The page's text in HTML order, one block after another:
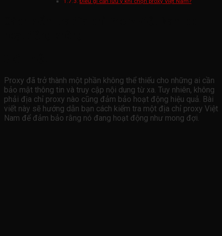
Proxy đã trở thành một phần không thể thiếu cho những ai cần
bảo mật thông tin và truy cập nội dung từ xa. Tuy nhiên, không
phải địa chỉ proxy nào cũng đảm bảo hoạt động hiệu quả. Bài
viết này sẽ hướng dẫn bạn cách kiểm tra một địa chỉ proxy Việt
Nam để đảm bảo rằng nó đang hoạt động như mong đợi.